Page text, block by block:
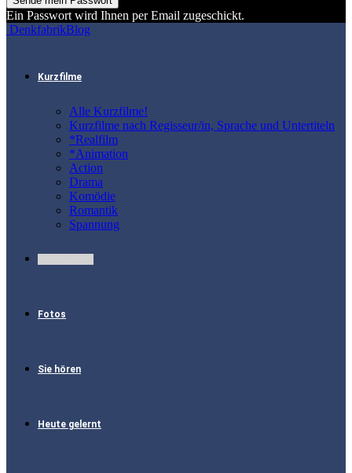
Ein Passwort wird Ihnen per Email zugeschickt.
DenkfabrikBlog
Kurzfilme
Alle Kurzfilme!
Kurzfilme nach Regisseur/in, Sprache und Untertiteln
*Realfilm
*Animation
Action
Drama
Komödie
Romantik
Spannung
Fotos
Sie hören
Heute gelernt